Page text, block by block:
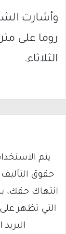
وأشارت
روما على
الثلاثاء.
انتهاك حقك،
التي تظهر